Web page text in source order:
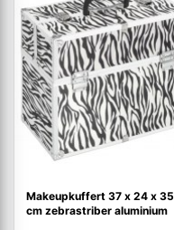
Makeupkuffert 37 x 24 x 35
cm zebrastriber aluminium